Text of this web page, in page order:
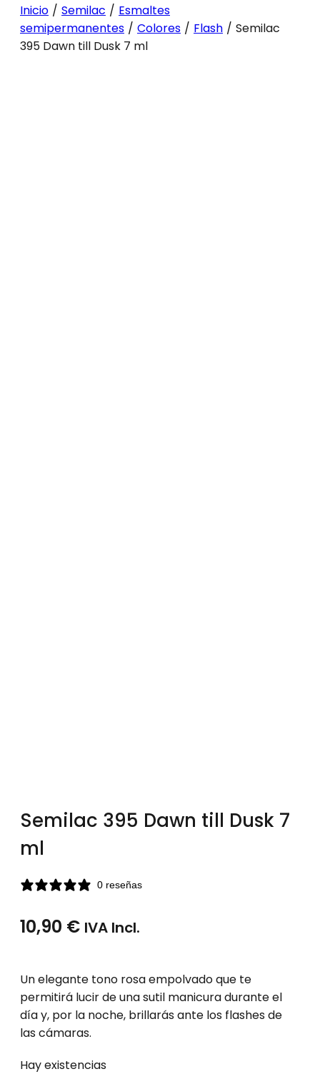
Inicio / Semilac / Esmaltes
semipermanentes / Colores / Flash / Semilac
395 Dawn till Dusk 7 ml
Semilac 395 Dawn till Dusk 7
ml
0 reseñas
10,90 € IVA Incl.
Un elegante tono rosa empolvado que te
permitirá lucir de una sutil manicura durante el
día y, por la noche, brillarás ante los flashes de
las cámaras.
Hay existencias